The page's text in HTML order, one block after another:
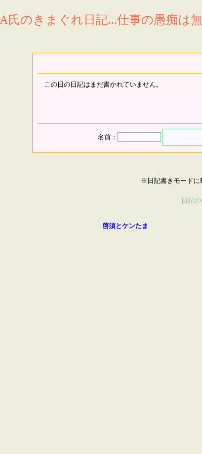
A氏のきまぐれ日記...仕事の愚痴は
この日の日記はまだ書かれていません。
名前：
※日記書きモードに
日記
啓須とケンたま